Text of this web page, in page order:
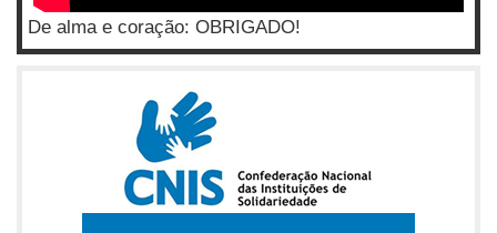
De alma e coração: OBRIGADO!